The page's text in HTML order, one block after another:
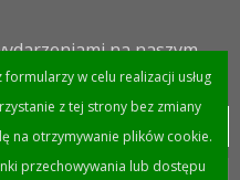
na naszym
się do newslettera.
w celu realizacji usług
z tej strony bez zmiany
na otrzymywanie plików cookie.
przechowywania lub dostępu